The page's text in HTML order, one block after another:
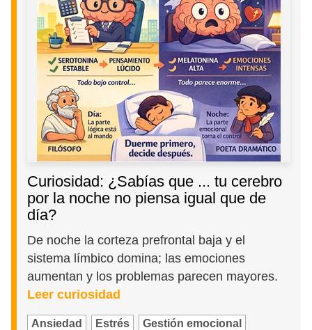
Curiosidad: ¿Sabías que ... tu cerebro
por la noche no piensa igual que de
día?
De noche la corteza prefrontal baja y el
sistema límbico domina; las emociones
aumentan y los problemas parecen mayores.
Leer curiosidad
Ansiedad Estrés Gestión emocional